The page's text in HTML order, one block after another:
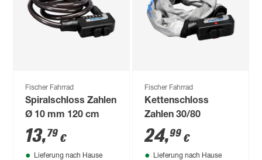
Fischer Fahrrad
Spiralschloss Zahlen
Ø 10 mm 120 cm
13,79 €
Lieferung nach Hause
Fischer Fahrrad
Kettenschloss
Zahlen 30/80
24,99 €
Lieferung nach Hause